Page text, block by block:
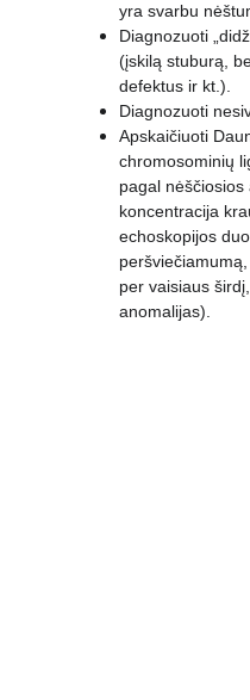
yra svarbu
Diagnozuoti
(įskilą stuburą,
defektus ir kt.).
Diagnozuoti
Apskaičiuoti
chromosominių
pagal
koncentracija
echoskopijos
per vaisiaus
anomalijas).